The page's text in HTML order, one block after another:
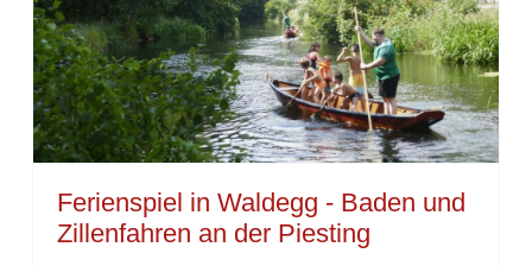
Ferienspiel in Waldegg - Baden und
Zillenfahren an der Piesting